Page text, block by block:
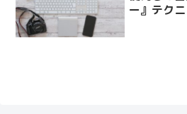
ー』テクニ